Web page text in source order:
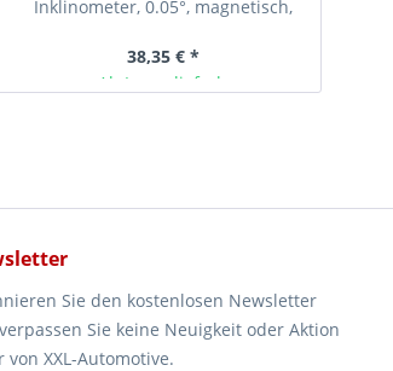
Inklinometer, 0.05°, magnetisch,
38,35 € *
Ab Lager lieferbar
Sie den kostenlosen Newsletter
Sie keine Neuigkeit oder Aktion
von XXL-Automotive.